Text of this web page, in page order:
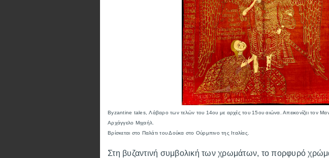
Byzantine tales, Λάβαρο των τελών του 14ου με αρχές του 15ου αιώνα. Απεικονίζει τον
Αρχάγγελο Μιχαήλ.
Βρίσκεται στο Παλάτι του Δούκα στο Ούρμπινο της Ιταλίας.
Στη βυζαντινή συμβολική των χρωμάτων, το πορφυρό